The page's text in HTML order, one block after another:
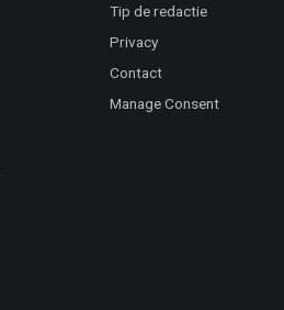
Tip de redactie
Privacy
Contact
Manage Consent